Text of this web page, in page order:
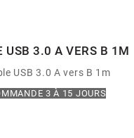
USB 3.0 A VERS B 1M
USB 3.0 A vers B 1m
3 À 15 JOURS